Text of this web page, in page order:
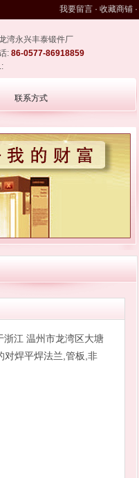
我要留言 · 收藏商铺 ·
湾永兴丰泰锻件厂
: 86-0577-86918859
联系方式
浙江 温州市龙湾区大塘
对焊平焊法兰,管板,非